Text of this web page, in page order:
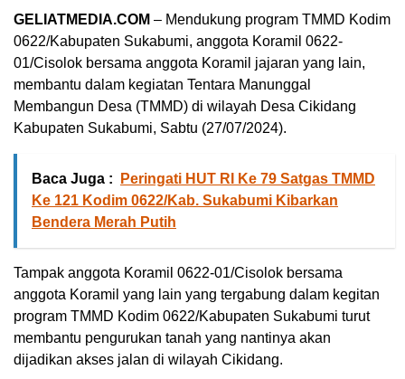
GELIATMEDIA.COM – Mendukung program TMMD Kodim
0622/Kabupaten Sukabumi, anggota Koramil 0622-
01/Cisolok bersama anggota Koramil jajaran yang lain,
membantu dalam kegiatan Tentara Manunggal
Membangun Desa (TMMD) di wilayah Desa Cikidang
Kabupaten Sukabumi, Sabtu (27/07/2024).
Baca Juga :
Peringati HUT RI Ke 79 Satgas TMMD
Ke 121 Kodim 0622/Kab. Sukabumi Kibarkan
Bendera Merah Putih
Tampak anggota Koramil 0622-01/Cisolok bersama
anggota Koramil yang lain yang tergabung dalam kegitan
program TMMD Kodim 0622/Kabupaten Sukabumi turut
membantu pengurukan tanah yang nantinya akan
dijadikan akses jalan di wilayah Cikidang.